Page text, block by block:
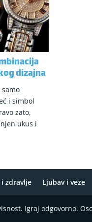
dizajna
i simbol
zato,
ukus i
zdravlje Ljubav i veze
Igraj odgovorno.